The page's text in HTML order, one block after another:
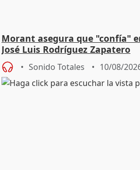
Morant asegura que "confía"
José Luis Rodríguez Zapatero
Sonido Totales 10/08/